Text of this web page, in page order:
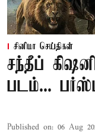
சினிமா செய்திகள்
சந்தீப்
படம்...
Published on: 06 Aug